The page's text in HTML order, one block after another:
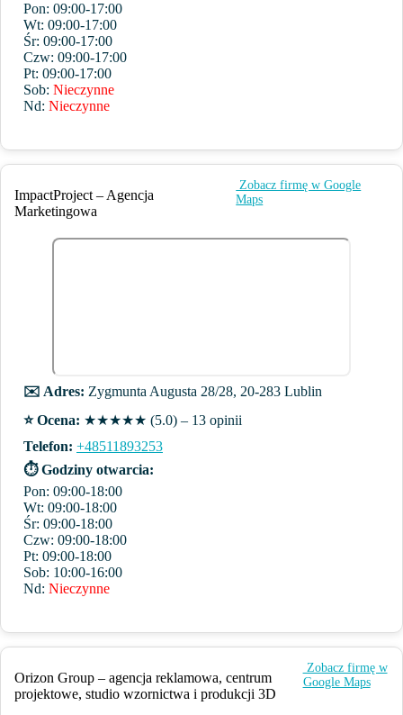
Pon: 09:00-17:00
Wt: 09:00-17:00
Śr: 09:00-17:00
Czw: 09:00-17:00
Pt: 09:00-17:00
Sob: Nieczynne
Nd: Nieczynne
ImpactProject – Agencja
Marketingowa
️ Zobacz firmę w Google
Maps
✉️ Adres: Zygmunta Augusta 28/28, 20-283 Lublin
⭐️ Ocena: ★★★★★ (5.0) – 13 opinii
Telefon: +48511893253
⏱ Godziny otwarcia:
Pon: 09:00-18:00
Wt: 09:00-18:00
Śr: 09:00-18:00
Czw: 09:00-18:00
Pt: 09:00-18:00
Sob: 10:00-16:00
Nd: Nieczynne
Orizon Group – agencja reklamowa, centrum
projektowe, studio wzornictwa i produkcji 3D
️ Zobacz firmę w
Google Maps